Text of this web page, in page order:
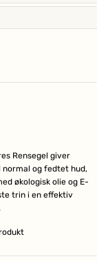
Rensegel giver
normal og fedtet hud,
økologisk olie og E-
trin i en effektiv